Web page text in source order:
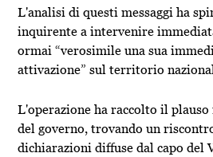
L'analisi di questi messaggi ha
inquirente a intervenire
ormai “verosimile una sua
attivazione” sul territorio
L'operazione ha raccolto il
del governo, trovando un
dichiarazioni diffuse dal capo del